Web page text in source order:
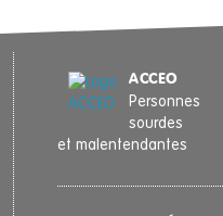
ACCEO
Personnes
sourdes
et malentendantes